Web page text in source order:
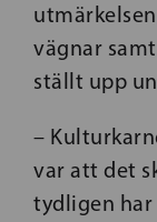
vägnar
ställt upp
–
var att det
tydligen har